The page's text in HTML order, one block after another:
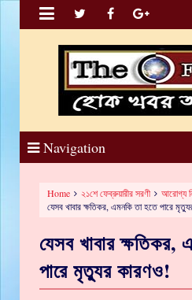

Navigation
Home ২১শে ফেব্রুয়ারীর সরণী
আরোগ্য
যেসব খাবার ক্ষতিকর, এমনকি তা হতে পারে
যেসব খাবার ক্ষতিকর,
পারে মৃত্যুর কারণও!